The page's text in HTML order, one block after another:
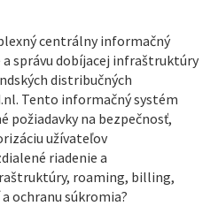
centrálny informačný
a správu dobíjacej infraštruktúry
distribučných
Tento informačný systém
požiadavky na bezpečnosť,
užívateľov
riadenie a
roaming, billing,
ochranu súkromia?